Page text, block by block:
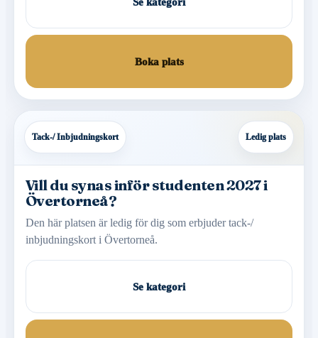
Boka plats
Tack-/ Inbjudningskort Ledig plats
Vill du synas inför studenten 2027 i
Övertorneå?
Den här platsen är ledig för dig som erbjuder tack-/
inbjudningskort i Övertorneå.
Se kategori